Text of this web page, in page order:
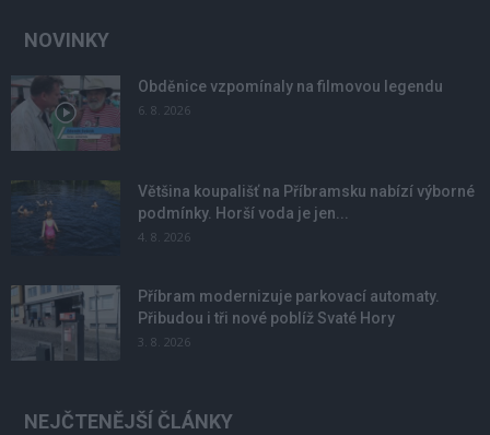
NOVINKY
Obděnice vzpomínaly na filmovou legendu
6. 8. 2026
Většina koupališť na Příbramsku nabízí výborné
podmínky. Horší voda je jen...
4. 8. 2026
Příbram modernizuje parkovací automaty.
Přibudou i tři nové poblíž Svaté Hory
3. 8. 2026
NEJČTENĚJŠÍ ČLÁNKY